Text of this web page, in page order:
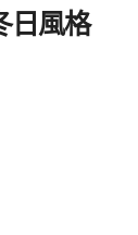
日風格